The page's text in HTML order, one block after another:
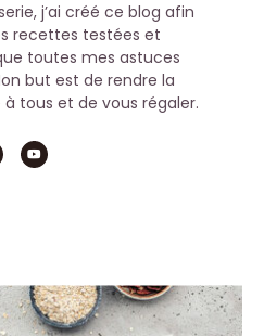
j’ai créé ce blog afin
recettes testées et
toutes mes astuces
but est de rendre la
tous et de vous régaler.